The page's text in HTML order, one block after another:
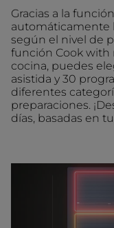
Gracias a la
automáticamente
según el nivel de
función Cook with
cocina, puedes
asistida y 30
diferentes
preparaciones.
días, basadas en